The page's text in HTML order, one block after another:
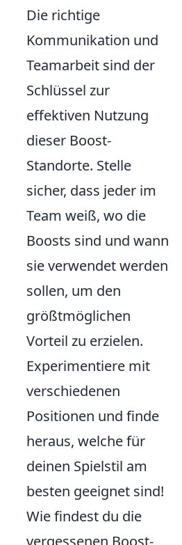
Die richtige
Kommunikation und
Teamarbeit sind der
Schlüssel zur
effektiven Nutzung
dieser Boost-
Standorte. Stelle
sicher, dass jeder im
Team weiß, wo die
Boosts sind und wann
sie verwendet werden
sollen, um den
größtmöglichen
Vorteil zu erzielen.
Experimentiere mit
verschiedenen
Positionen und finde
heraus, welche für
deinen Spielstil am
besten geeignet sind!
Wie findest du die
vergessenen Boost-